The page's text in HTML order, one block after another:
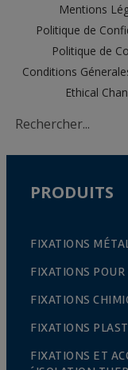
Mentions
Politique de
Politique de
Conditions
Ethical
PRODUITS
FIXATIONS
FIXATIONS
FIXATIONS
FIXATIONS
FIXATIONS ET